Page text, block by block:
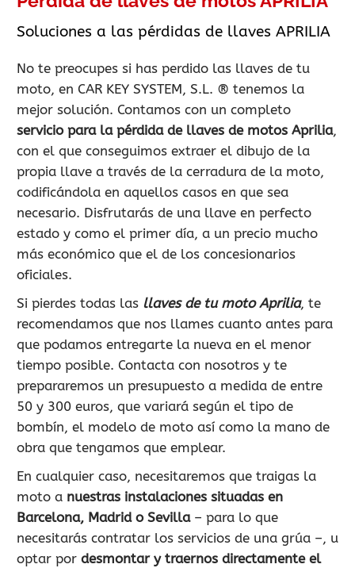
Soluciones a las pérdidas de llaves APRILIA
No te preocupes si has perdido las llaves de tu
moto, en CAR KEY SYSTEM, S.L. ® tenemos la
mejor solución. Contamos con un completo
servicio para la pérdida de llaves de motos Aprilia,
con el que conseguimos extraer el dibujo de la
propia llave a través de la cerradura de la moto,
codificándola en aquellos casos en que sea
necesario. Disfrutarás de una llave en perfecto
estado y como el primer día, a un precio mucho
más económico que el de los concesionarios
oficiales.
Si pierdes todas las llaves de tu moto Aprilia, te
recomendamos que nos llames cuanto antes para
que podamos entregarte la nueva en el menor
tiempo posible. Contacta con nosotros y te
prepararemos un presupuesto a medida de entre
50 y 300 euros, que variará según el tipo de
bombín, el modelo de moto así como la mano de
obra que tengamos que emplear.
En cualquier caso, necesitaremos que traigas la
moto a nuestras instalaciones situadas en
Barcelona, Madrid o Sevilla– para lo que
necesitarás contratar los servicios de una grúa –, u
optar por desmontar y traernos directamente el